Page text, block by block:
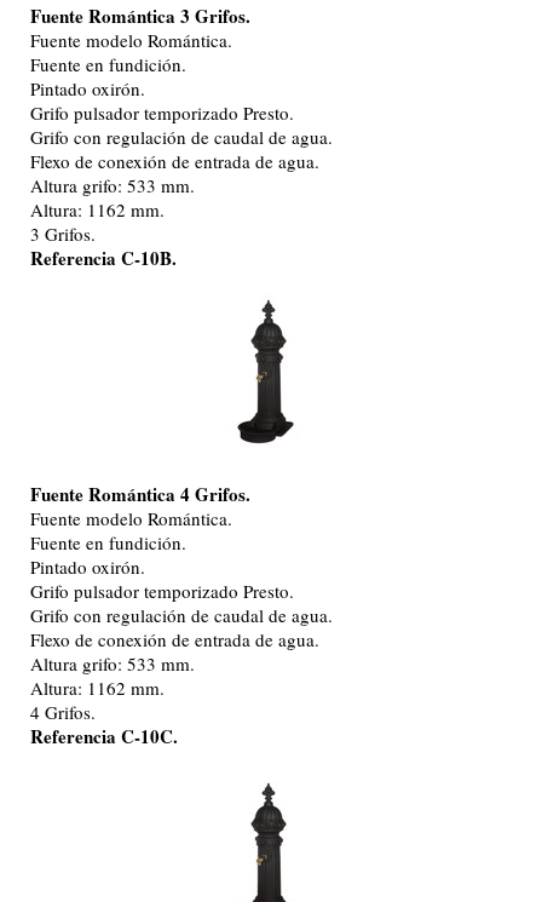
Fuente Romántica 3 Grifos.
Fuente modelo Romántica.
Fuente en fundición.
Pintado oxirón.
Grifo pulsador temporizado Presto.
Grifo con regulación de caudal de agua.
Flexo de conexión de entrada de agua.
Altura grifo: 533 mm.
Altura: 1162 mm.
3 Grifos.
Referencia C-10B.
Fuente Romántica 4 Grifos.
Fuente modelo Romántica.
Fuente en fundición.
Pintado oxirón.
Grifo pulsador temporizado Presto.
Grifo con regulación de caudal de agua.
Flexo de conexión de entrada de agua.
Altura grifo: 533 mm.
Altura: 1162 mm.
4 Grifos.
Referencia C-10C.